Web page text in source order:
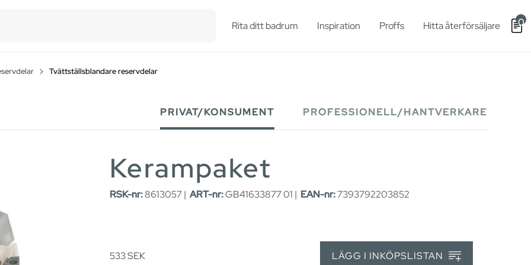
Rita ditt badrum Inspiration Proffs Hitta återförsäljare 0
Tvättställsblandare reservdelar
PRIVAT/KONSUMENT PROFESSIONELL/HANTVERKARE
Kerampaket
RSK-nr:8613057 | ART-nr:GB41633877 01 | EAN-nr:7393792203852
533SEK
LÄGG I INKÖPSLISTAN